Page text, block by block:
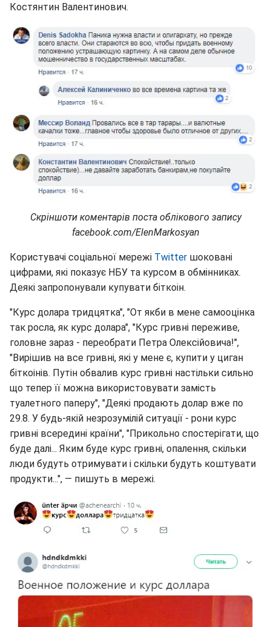
Костянтин Валентинович.
Скріншоти коментарів поста облікового запису
facebook.com/ElenMarkosyan
Користувачі соціальної мережі Twitter шоковані
цифрами, які показує НБУ та курсом в обмінниках.
Деякі запропонували купувати біткоін.
"Курс долара тридцятка", "От якби в мене самооцінка
так росла, як курс долара", "Курс гривні переживе,
головне зараз - переобрати Петра Олексійовича!",
"Вирішив на все гривні, які у мене є, купити у циган
біткоінів. Путін обвалив курс гривні настільки сильно
що тепер її можна використовувати замість
туалетного паперу", "Деякі продають долар вже по
29.8. У будь-якій незрозумілій ситуації - рони курс
гривні всередині країни", "Прикольно спостерігати, що
буде далі... Яким буде курс гривні, опалення, скільки
люди будуть отримувати і скільки будуть коштувати
продукти...", — пишуть в мережі.